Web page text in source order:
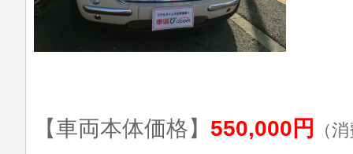
【車両本体価格】 550,000円 （